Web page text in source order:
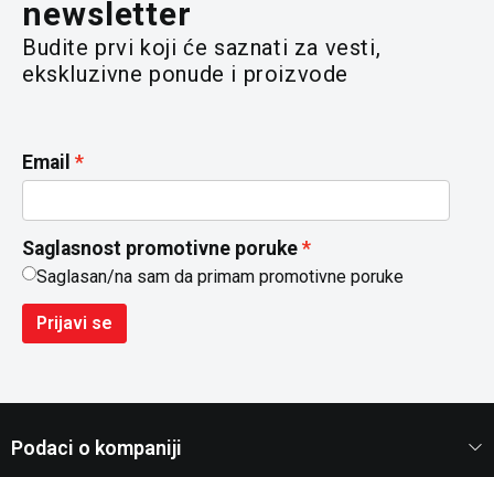
newsletter
Budite prvi koji će saznati za vesti,
ekskluzivne ponude i proizvode
Email
Saglasnost promotivne poruke
Saglasan/na sam da primam promotivne poruke
Prijavi se
Podaci o kompaniji